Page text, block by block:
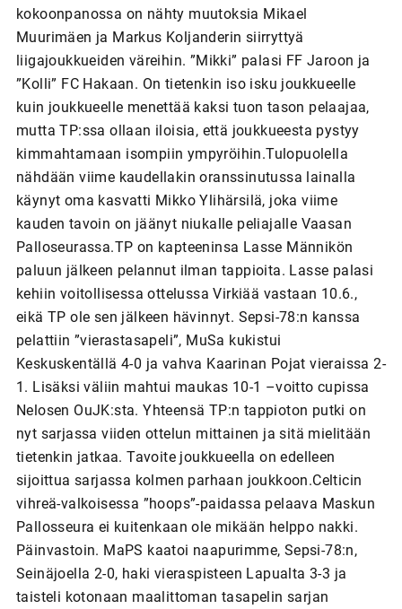
kokoonpanossa on nähty muutoksia Mikael
Muurimäen ja Markus Koljanderin siirryttyä
liigajoukkueiden väreihin. ”Mikki” palasi FF Jaroon ja
”Kolli” FC Hakaan. On tietenkin iso isku joukkueelle
kuin joukkueelle menettää kaksi tuon tason pelaajaa,
mutta TP:ssa ollaan iloisia, että joukkueesta pystyy
kimmahtamaan isompiin ympyröihin.Tulopuolella
nähdään viime kaudellakin oranssinutussa lainalla
käynyt oma kasvatti Mikko Ylihärsilä, joka viime
kauden tavoin on jäänyt niukalle peliajalle Vaasan
Palloseurassa.TP on kapteeninsa Lasse Männikön
paluun jälkeen pelannut ilman tappioita. Lasse palasi
kehiin voitollisessa ottelussa Virkiää vastaan 10.6.,
eikä TP ole sen jälkeen hävinnyt. Sepsi-78:n kanssa
pelattiin ”vierastasapeli”, MuSa kukistui
Keskuskentällä 4-0 ja vahva Kaarinan Pojat vieraissa 2-
1. Lisäksi väliin mahtui maukas 10-1 –voitto cupissa
Nelosen OuJK:sta. Yhteensä TP:n tappioton putki on
nyt sarjassa viiden ottelun mittainen ja sitä mielitään
tietenkin jatkaa. Tavoite joukkueella on edelleen
sijoittua sarjassa kolmen parhaan joukkoon.Celticin
vihreä-valkoisessa ”hoops”-paidassa pelaava Maskun
Pallosseura ei kuitenkaan ole mikään helppo nakki.
Päinvastoin. MaPS kaatoi naapurimme, Sepsi-78:n,
Seinäjoella 2-0, haki vieraspisteen Lapualta 3-3 ja
taisteli kotonaan maalittoman tasapelin sarjan